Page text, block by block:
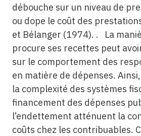
débouche sur un niveau de
ou dope le coût des
et Bélanger (1974). . La
procure ses recettes peut
sur le comportement des
en matière de dépenses.
la complexité des systèmes
financement des dépenses
l’endettement atténuent la
coûts chez les contribuables.